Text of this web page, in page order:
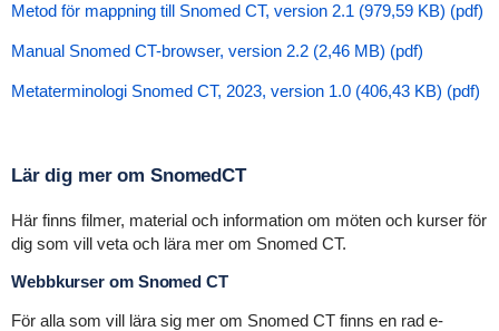
Metod för mappning till Snomed CT, version 2.1 (979,59 KB) (pdf)
Manual Snomed CT-browser, version 2.2 (2,46 MB) (pdf)
Metaterminologi Snomed CT, 2023, version 1.0 (406,43 KB) (pdf)
Lär dig mer om SnomedCT
Här finns filmer, material och information om möten och kurser för
dig som vill veta och lära mer om Snomed CT.
Webbkurser om Snomed CT
För alla som vill lära sig mer om Snomed CT finns en rad e-